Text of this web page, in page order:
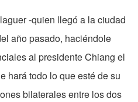
-quien llegó a la ciudad
año pasado, haciéndole
al presidente Chiang el
hará todo lo que esté de su
bilaterales entre los dos